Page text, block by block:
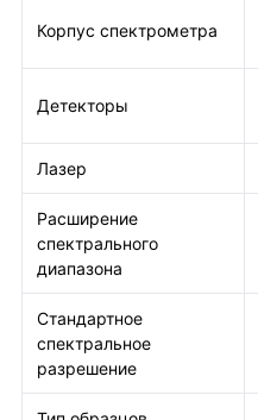
Корпус спектрометра
Детекторы
Лазер
Расширение
спектрального
диапазона
Стандартное
спектральное
разрешение